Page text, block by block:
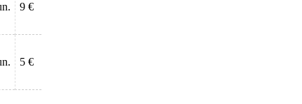
9 €
5 €